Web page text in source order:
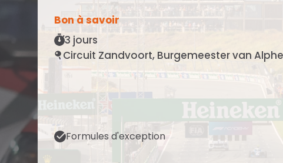
Bon à savoir
3 jours
Circuit Zandvoort, Burgemeester van
Formules d'exception